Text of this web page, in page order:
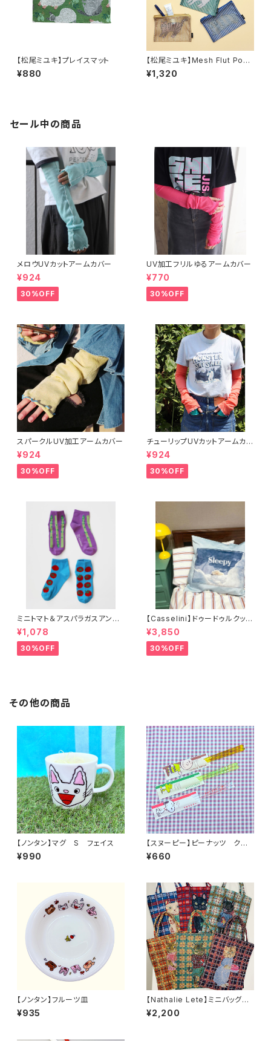
【松尾ミユキ】プレイスマット
¥880
【松尾ミユキ】Mesh Flut Pouc
h メッシュフラットポーチ
¥1,320
セール中の商品
メロウUVカットアームカバー
¥924
30%OFF
UV加工フリルゆるアームカバー
¥770
30%OFF
スパークルUV加工アームカバー
¥924
30%OFF
チューリップUVカットアームカバ
ー
¥924
30%OFF
ミニトマト＆アスパラガスアンク
ルソックス 2P
¥1,078
30%OFF
【Casselini】ドゥードゥルクッシ
ョンカバー
¥3,850
30%OFF
その他の商品
【ノンタン】マグ S フェイス
¥990
【スヌーピー】ピーナッツ クリ
ア箸
¥660
【ノンタン】フルーツ皿
¥935
【Nathalie Lete】ミニバッグ
チェック
¥2,200